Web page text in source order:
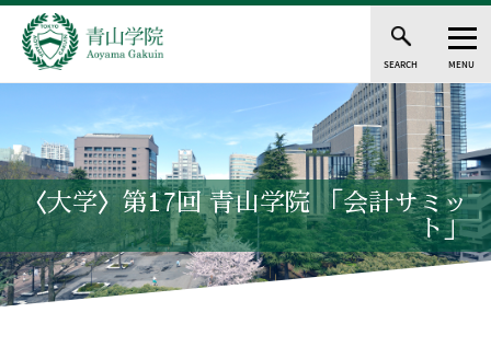
SEARCH MENU
〈大学〉第17回 青山学院 「会計サミッ
ト」